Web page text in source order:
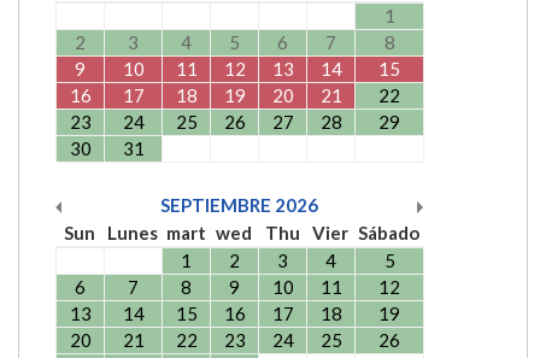
1
2
3 4 5 6 7
8
9
10 11 12 13 14
15
16
17 18 19 20 21
22
23
24 25 26 27 28
29
30
31
SEPTIEMBRE 2026
Sun
Lunes mart wed Thu Vier Sábado
1
2 3 4
5
6
7 8 9 10 11
12
13
14 15 16 17 18
19
20
21 22 23 24 25
26